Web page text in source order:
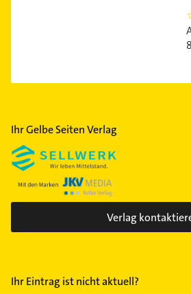
0
Ihr Gelbe Seiten Verlag
Verlag
Ihr Eintrag ist nicht aktuell?